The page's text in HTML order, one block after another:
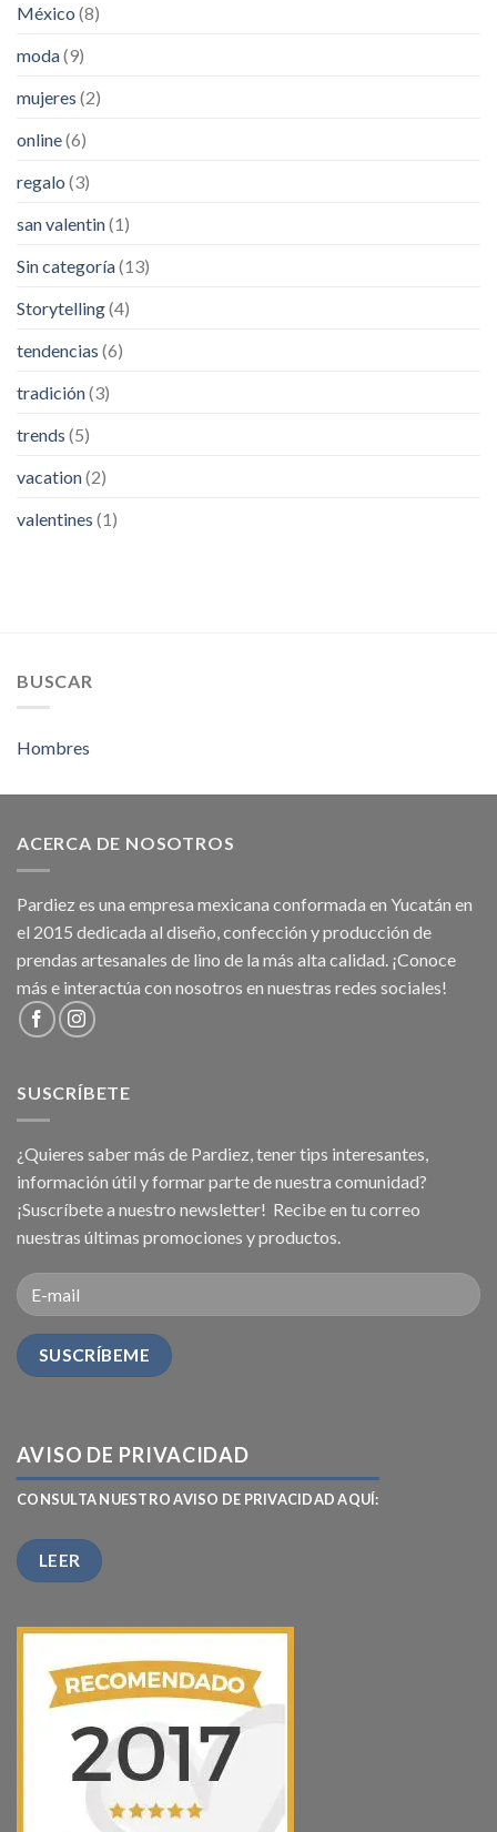
México (8)
moda(9)
mujeres (2)
online(6)
regalo (3)
san valentin(1)
Sin categoría(13)
Storytelling(4)
tendencias (6)
tradición(3)
trends (5)
vacation(2)
valentines (1)
BUSCAR
Hombres
ACERCA DE NOSOTROS
Pardiez es una empresa mexicana conformada en Yucatán en
el 2015 dedicada al diseño, confección y producción de
prendas artesanales de lino de la más alta calidad. ¡Conoce
más e interactúa con nosotros en nuestras redes sociales!
SUSCRÍBETE
¿Quieres saber más de Pardiez, tener tips interesantes,
información útil y formar parte de nuestra comunidad?
¡Suscríbete a nuestro newsletter! Recibe en tu correo
nuestras últimas promociones y productos.
AVISO DE PRIVACIDAD
CONSULTA NUESTRO AVISO DE PRIVACIDAD AQUÍ:
LEER